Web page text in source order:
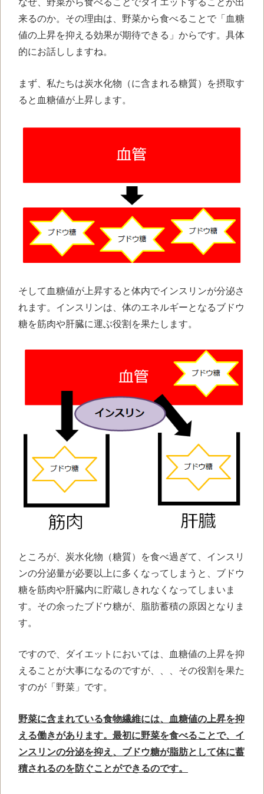
なぜ、野菜から食べることでダイエットすることが出
来るのか。その理由は、野菜から食べることで「血糖
値の上昇を抑える効果が期待できる」からです。具体
的にお話ししますね。
まず、私たちは炭水化物（に含まれる糖質）を摂取す
ると血糖値が上昇します。
そして血糖値が上昇すると体内でインスリンが分泌さ
れます。インスリンは、体のエネルギーとなるブドウ
糖を筋肉や肝臓に運ぶ役割を果たします。
ところが、炭水化物（糖質）を食べ過ぎて、インスリ
ンの分泌量が必要以上に多くなってしまうと、ブドウ
糖を筋肉や肝臓内に貯蔵しきれなくなってしまいま
す。その余ったブドウ糖が、脂肪蓄積の原因となりま
す。
ですので、ダイエットにおいては、血糖値の上昇を抑
えることが大事になるのですが、、、その役割を果た
すのが「野菜」です。
野菜に含まれている食物繊維には、血糖値の上昇を抑
える働きがあります。最初に野菜を食べることで、イ
ンスリンの分泌を抑え、ブドウ糖が脂肪として体に蓄
積されるのを防ぐことができるのです。